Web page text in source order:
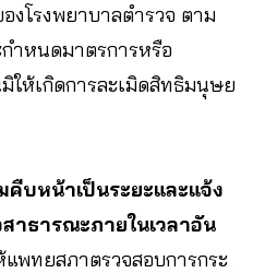
งโรงพยาบาลตำรวจ ตาม
ำหนดมาตรการหรือ
ให้เกิดการละเมิดสิทธิมนุษย
คืบหน้าเป็นระยะและแจ้ง
าธารณะภายในเวลาอัน
แพทยสภาตรวจสอบการกระ